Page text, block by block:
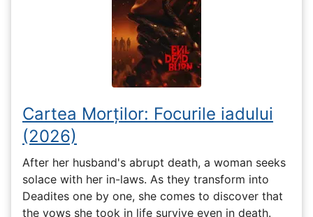
Cartea Morților: Focurile iadului
(2026)
After her husband's abrupt death, a woman seeks
solace with her in-laws. As they transform into
Deadites one by one, she comes to discover that
the vows she took in life survive even in death.